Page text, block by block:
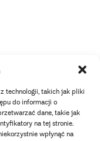
technologii, takich jak pliki
do informacji o
dane, takie jak
na tej stronie.
wpłynąć na